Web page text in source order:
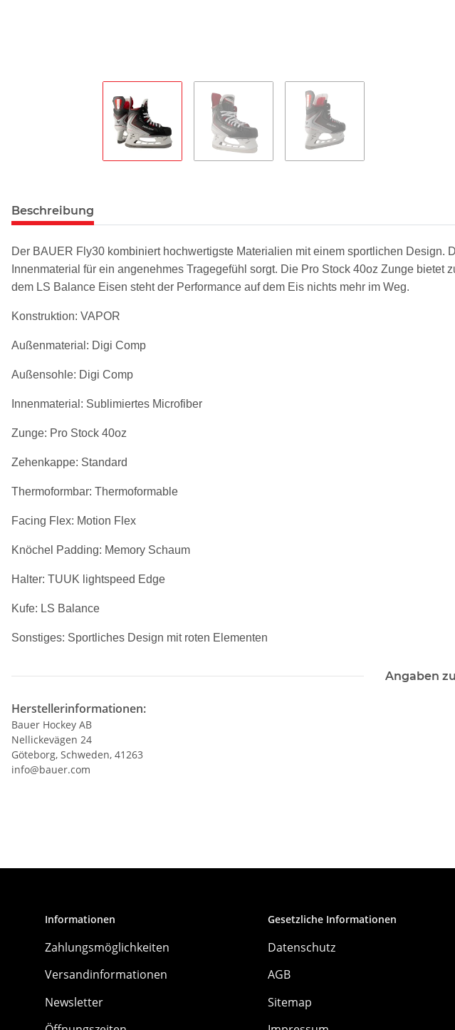
Beschreibung
Der BAUER Fly30 kombiniert hochwertigste Materialien mit einem sportlichen
Innenmaterial für ein angenehmes Tragegefühl sorgt. Die Pro Stock 40oz Zunge
dem LS Balance Eisen steht der Performance auf dem Eis nichts mehr im Weg.
Konstruktion: VAPOR
Außenmaterial: Digi Comp
Außensohle: Digi Comp
Innenmaterial: Sublimiertes Microfiber
Zunge: Pro Stock 40oz
Zehenkappe: Standard
Thermoformbar: Thermoformable
Facing Flex: Motion Flex
Knöchel Padding: Memory Schaum
Halter: TUUK lightspeed Edge
Kufe: LS Balance
Sonstiges: Sportliches Design mit roten Elementen
Angaben
Herstellerinformationen:
Bauer Hockey AB
Nellickevägen 24
Göteborg, Schweden, 41263
info@bauer.com
Informationen
Zahlungsmöglichkeiten
Versandinformationen
Newsletter
Gesetzliche Informationen
Datenschutz
AGB
Sitemap